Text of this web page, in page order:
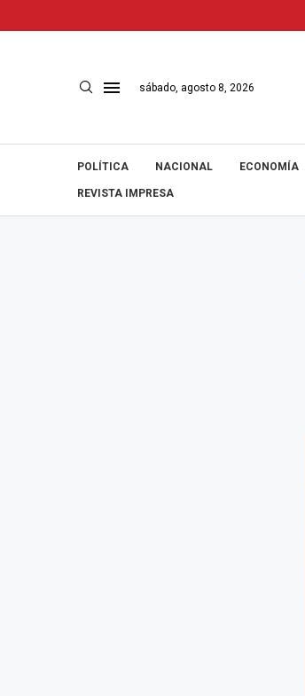
sábado, agosto 8, 2026
POLÍTICA NACIONAL ECONOMÍA
REVISTA IMPRESA